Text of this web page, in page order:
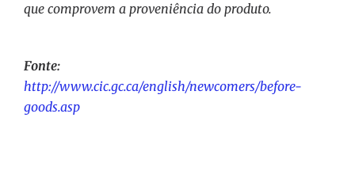
que comprovem a proveniência do produto.
Fonte:
http://www.cic.gc.ca/english/newcomers/before-
goods.asp